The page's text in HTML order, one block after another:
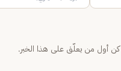
كن أول من يعلّق على هذا الخبر.